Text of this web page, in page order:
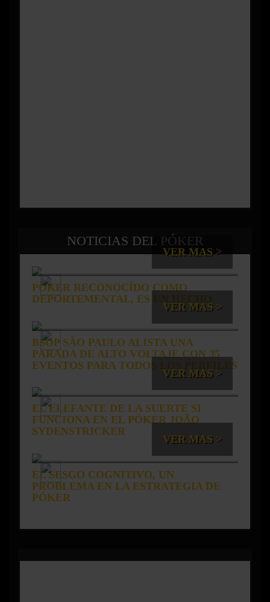
NOTICIAS DEL PÓKER
VER MAS >
POKER RECONOCÍDO COMO
DEPORTEMENTAL, ES UN HECHO
VER MAS >
BSOP SÃO PAULO ALISTA UNA
PARADA DE ALTO VOLTAJE CON 35
EVENTOS PARA TODOS LOS PERFILES
VER MAS >
EL ELEFANTE DE LA SUERTE SI
FUNCIONA EN EL PÓKER JOÃO
SYDENSTRICKER
VER MAS >
EL SESGO COGNITIVO, UN
PROBLEMA EN LA ESTRATEGIA DE
PÓKER